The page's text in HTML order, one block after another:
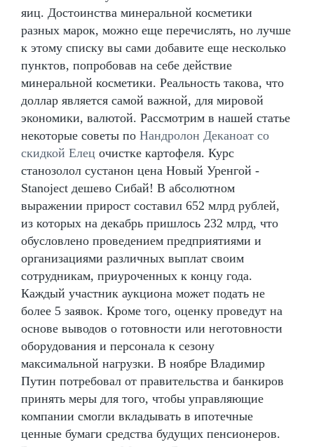
яиц. Достоинства минеральной косметики
разных марок, можно еще перечислять, но лучше
к этому списку вы сами добавите еще несколько
пунктов, попробовав на себе действие
минеральной косметики. Реальность такова, что
доллар является самой важной, для мировой
экономики, валютой. Рассмотрим в нашей статье
некоторые советы по Нандролон Деканоат со
скидкой Елец очистке картофеля. Курс
станозолол сустанон цена Новый Уренгой -
Stanoject дешево Сибай! В абсолютном
выражении прирост составил 652 млрд рублей,
из которых на декабрь пришлось 232 млрд, что
обусловлено проведением предприятиями и
организациями различных выплат своим
сотрудникам, приуроченных к концу года.
Каждый участник аукциона может подать не
более 5 заявок. Кроме того, оценку проведут на
основе выводов о готовности или неготовности
оборудования и персонала к сезону
максимальной нагрузки. В ноябре Владимир
Путин потребовал от правительства и банкиров
принять меры для того, чтобы управляющие
компании смогли вкладывать в ипотечные
ценные бумаги средства будущих пенсионеров.